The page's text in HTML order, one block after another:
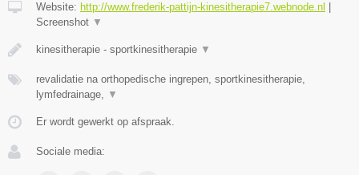
Website: http://www.frederik-pattijn-kinesitherapie7.webnode.nl
Screenshot ▼
kinesitherapie - sportkinesitherapie ▼
revalidatie na orthopedische ingrepen, sportkinesitherapie,
lymfedrainage, ▼
Er wordt gewerkt op afspraak.
Sociale media: